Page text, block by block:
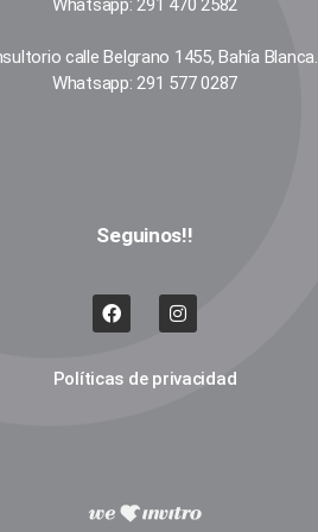
Whatsapp: 291 470 2582
calle Belgrano 1455, Bahía Blanca.
Whatsapp: 291 577 0287
Seguinos!!
Políticas de privacidad